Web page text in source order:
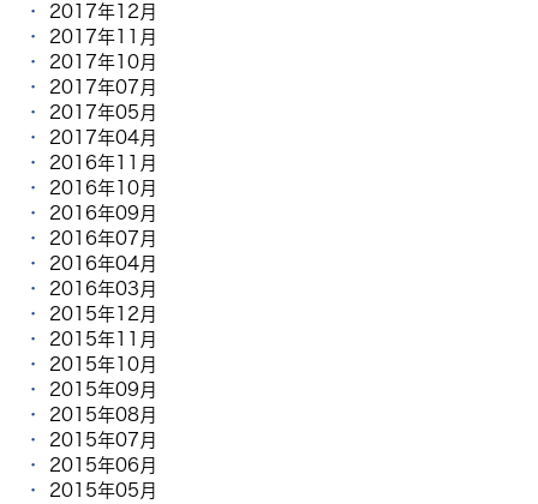
2017年12月
2017年11月
2017年10月
2017年07月
2017年05月
2017年04月
2016年11月
2016年10月
2016年09月
2016年07月
2016年04月
2016年03月
2015年12月
2015年11月
2015年10月
2015年09月
2015年08月
2015年07月
2015年06月
2015年05月